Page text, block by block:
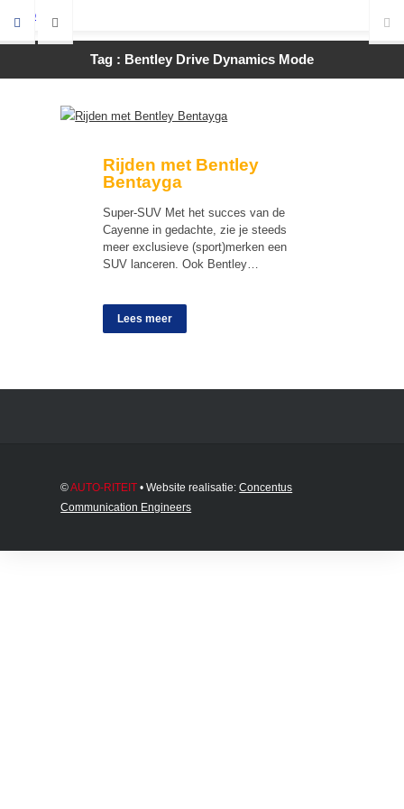
Tag : Bentley Drive Dynamics Mode
Rijden met Bentley
Bentayga
Super-SUV Met het succes van de
Cayenne in gedachte, zie je steeds
meer exclusieve (sport)merken een
SUV lanceren. Ook Bentley…
Lees meer
©AUTO-RITEIT • Website realisatie:Concentus
Communication Engineers